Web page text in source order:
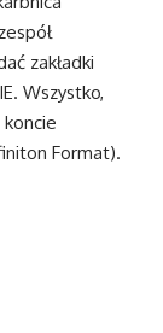
zakładki
Wszystko,
Format).